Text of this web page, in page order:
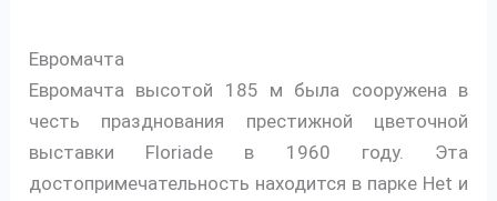
Евромачта
Евромачта высотой 185 м была сооружена в
честь празднования престижной цветочной
выставки Floriade в 1960 году. Эта
достопримечательность находится в парке Het и